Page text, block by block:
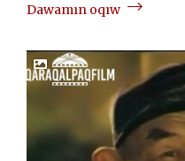
Dawamın oqıw